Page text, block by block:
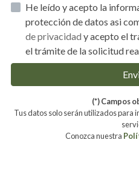
He leído y acepto la información básica sobre
de privacidad y acepto el
el trámite de la solicitud
(*) Campos
Tus datos solo serán utilizados para
Conozca nuestra